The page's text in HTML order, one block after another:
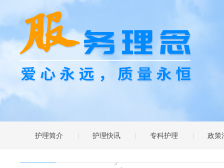
护理简介 护理快讯 专科护理 政策